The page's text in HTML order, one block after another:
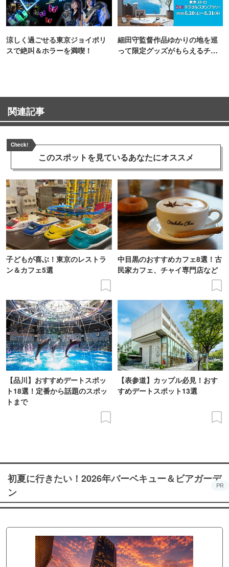
涼しく過ごせる東京ジョイポリ
スで絶叫＆ホラーを満喫！
細田守監督作品ゆかりの地を巡
って限定グッズがもらえるチャ
関連記事
Check!
このスポットを見ているあなたにオススメ
子どもが喜ぶ！東京のレストラ
ン＆カフェ5選
中目黒のおすすめカフェ8選！古
民家カフェ、チャイ専門店など
【品川】おすすめデートスポッ
ト18選！定番から話題のスポッ
トまで
【表参道】カップル必見！おす
すめデートスポット13選
初夏に行きたい！2026年バーベキュー＆ビアガーデ
ン
PR